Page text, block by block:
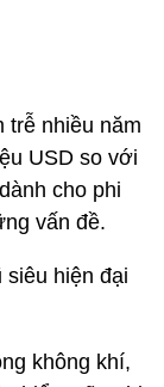
trễ nhiều năm
USD so với
cho phi
vấn đề.
siêu hiện đại
không khí,